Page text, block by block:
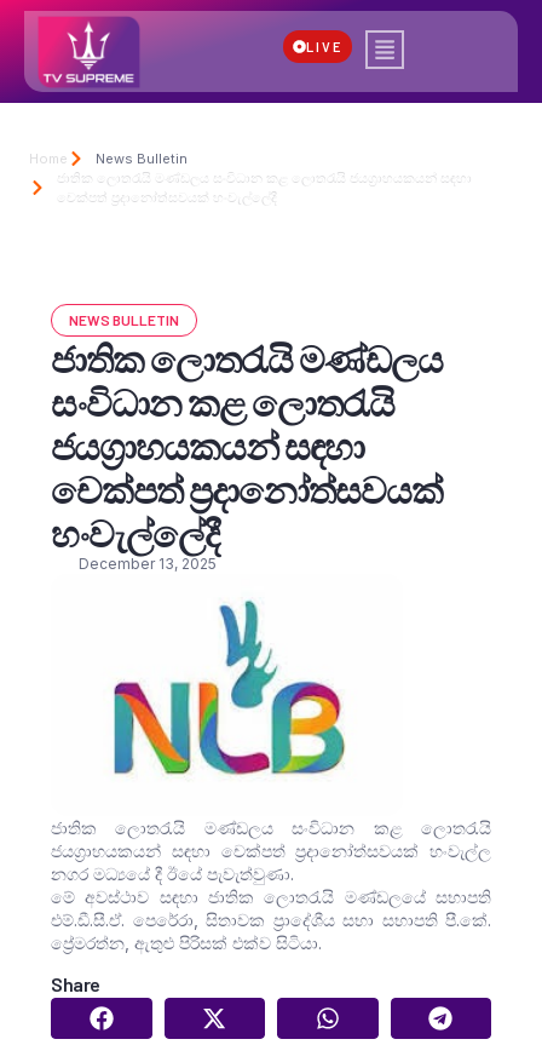
LIVE
Home
News Bulletin
ජාතික ලොතරැයි මණ්ඩලය සංවිධාන කළ ලොතරැයි ජයග්‍රාහයකයන් සඳහා
චෙක්පත් ප්‍රදානෝත්සවයක් හංවැල්ලේදී
NEWS BULLETIN
ජාතික ලොතරැයි මණ්ඩලය
සංවිධාන කළ ලොතරැයි
ජයග්‍රාහයකයන් සඳහා
චෙක්පත් ප්‍රදානෝත්සවයක්
හංවැල්ලේදී
December 13, 2025
ජාතික ලොතරැයි මණ්ඩලය සංවිධාන කළ ලොතරැයි
ජයග්‍රාහයකයන් සඳහා චෙක්පත් ප්‍රදානෝත්සවයක් හංවැල්ල
නගර මධ්‍යයේ දී ඊයේ පැවැත්වුණා.
මේ අවස්ථාව සඳහා ජාතික ලොතරැයි මණ්ඩලයේ සභාපති
එම්.ඩී.සී.ඒ. පෙරේරා, සිතාවක ප්‍රාදේශීය සභා සභාපති පී.කේ.
ප්‍රේමරත්න, ඇතුළු පිරිසක් එක්ව සිටියා.
Share